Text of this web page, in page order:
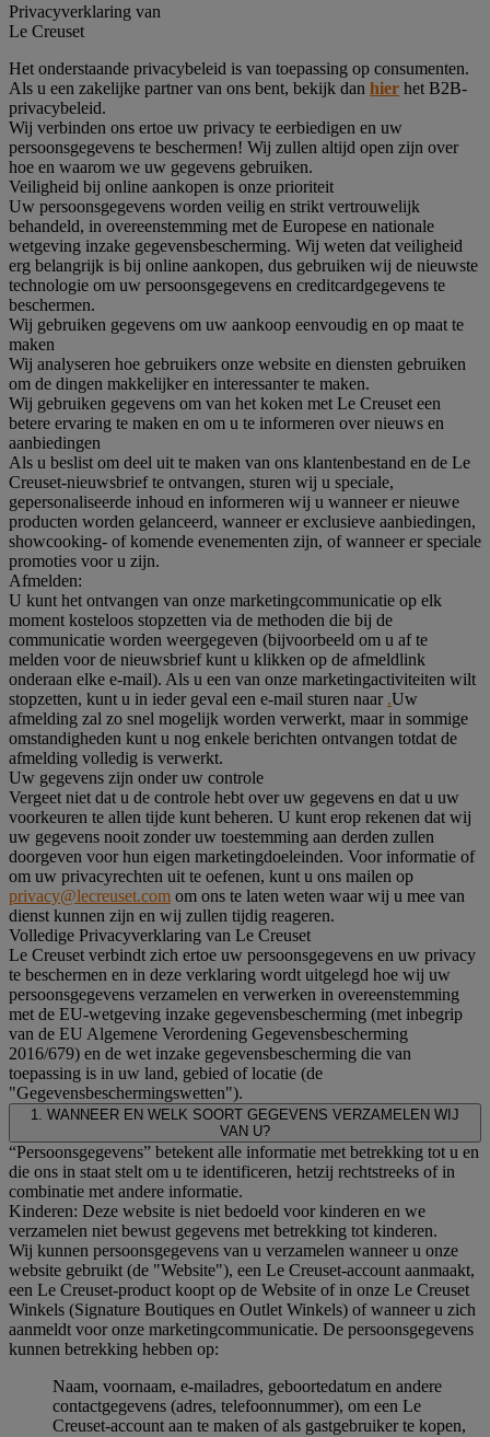
Privacyverklaring van
Le Creuset
Het onderstaande privacybeleid is van toepassing op consumenten.
Als u een zakelijke partner van ons bent, bekijk dan hier het B2B-
privacybeleid.
Wij verbinden ons ertoe uw privacy te eerbiedigen en uw
persoonsgegevens te beschermen! Wij zullen altijd open zijn over
hoe en waarom we uw gegevens gebruiken.
Veiligheid bij online aankopen is onze prioriteit
Uw persoonsgegevens worden veilig en strikt vertrouwelijk
behandeld, in overeenstemming met de Europese en nationale
wetgeving inzake gegevensbescherming. Wij weten dat veiligheid
erg belangrijk is bij online aankopen, dus gebruiken wij de nieuwste
technologie om uw persoonsgegevens en creditcardgegevens te
beschermen.
Wij gebruiken gegevens om uw aankoop eenvoudig en op maat te
maken
Wij analyseren hoe gebruikers onze website en diensten gebruiken
om de dingen makkelijker en interessanter te maken.
Wij gebruiken gegevens om van het koken met Le Creuset een
betere ervaring te maken en om u te informeren over nieuws en
aanbiedingen
Als u beslist om deel uit te maken van ons klantenbestand en de Le
Creuset-nieuwsbrief te ontvangen, sturen wij u speciale,
gepersonaliseerde inhoud en informeren wij u wanneer er nieuwe
producten worden gelanceerd, wanneer er exclusieve aanbiedingen,
showcooking- of komende evenementen zijn, of wanneer er speciale
promoties voor u zijn.
Afmelden:
U kunt het ontvangen van onze marketingcommunicatie op elk
moment kosteloos stopzetten via de methoden die bij de
communicatie worden weergegeven (bijvoorbeeld om u af te
melden voor de nieuwsbrief kunt u klikken op de afmeldlink
onderaan elke e-mail). Als u een van onze marketingactiviteiten wilt
stopzetten, kunt u in ieder geval een e-mail sturen naar .Uw
afmelding zal zo snel mogelijk worden verwerkt, maar in sommige
omstandigheden kunt u nog enkele berichten ontvangen totdat de
afmelding volledig is verwerkt.
Uw gegevens zijn onder uw controle
Vergeet niet dat u de controle hebt over uw gegevens en dat u uw
voorkeuren te allen tijde kunt beheren. U kunt erop rekenen dat wij
uw gegevens nooit zonder uw toestemming aan derden zullen
doorgeven voor hun eigen marketingdoeleinden. Voor informatie of
om uw privacyrechten uit te oefenen, kunt u ons mailen op
privacy@lecreuset.com om ons te laten weten waar wij u mee van
dienst kunnen zijn en wij zullen tijdig reageren.
Volledige Privacyverklaring van Le Creuset
Le Creuset verbindt zich ertoe uw persoonsgegevens en uw privacy
te beschermen en in deze verklaring wordt uitgelegd hoe wij uw
persoonsgegevens verzamelen en verwerken in overeenstemming
met de EU-wetgeving inzake gegevensbescherming (met inbegrip
van de EU Algemene Verordening Gegevensbescherming
2016/679) en de wet inzake gegevensbescherming die van
toepassing is in uw land, gebied of locatie (de
"Gegevensbeschermingswetten").
1. WANNEER EN WELK SOORT GEGEVENS VERZAMELEN WIJ
VAN U?
“Persoonsgegevens” betekent alle informatie met betrekking tot u en
die ons in staat stelt om u te identificeren, hetzij rechtstreeks of in
combinatie met andere informatie.
Kinderen: Deze website is niet bedoeld voor kinderen en we
verzamelen niet bewust gegevens met betrekking tot kinderen.
Wij kunnen persoonsgegevens van u verzamelen wanneer u onze
website gebruikt (de "Website"), een Le Creuset-account aanmaakt,
een Le Creuset-product koopt op de Website of in onze Le Creuset
Winkels (Signature Boutiques en Outlet Winkels) of wanneer u zich
aanmeldt voor onze marketingcommunicatie. De persoonsgegevens
kunnen betrekking hebben op:
Naam, voornaam, e-mailadres, geboortedatum en andere
contactgegevens (adres, telefoonnummer), om een Le
Creuset-account aan te maken of als gastgebruiker te kopen,